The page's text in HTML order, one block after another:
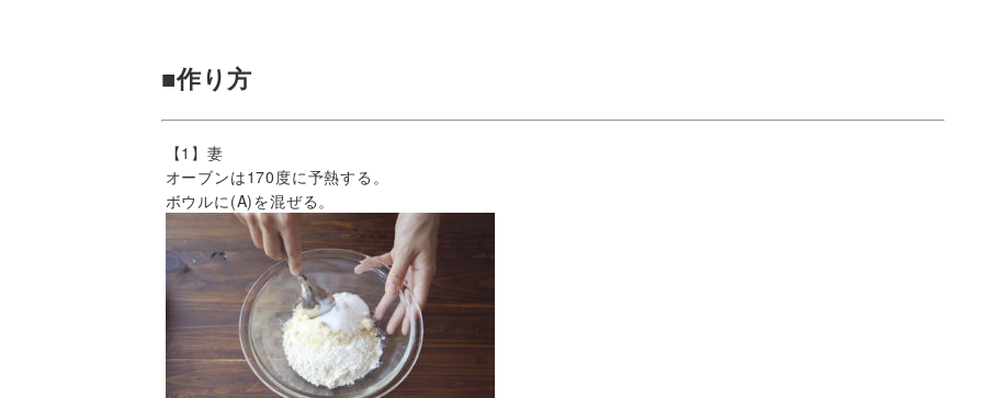
■作り方
【1】妻
オーブンは170度に予熱する。
ボウルに(A)を混ぜる。